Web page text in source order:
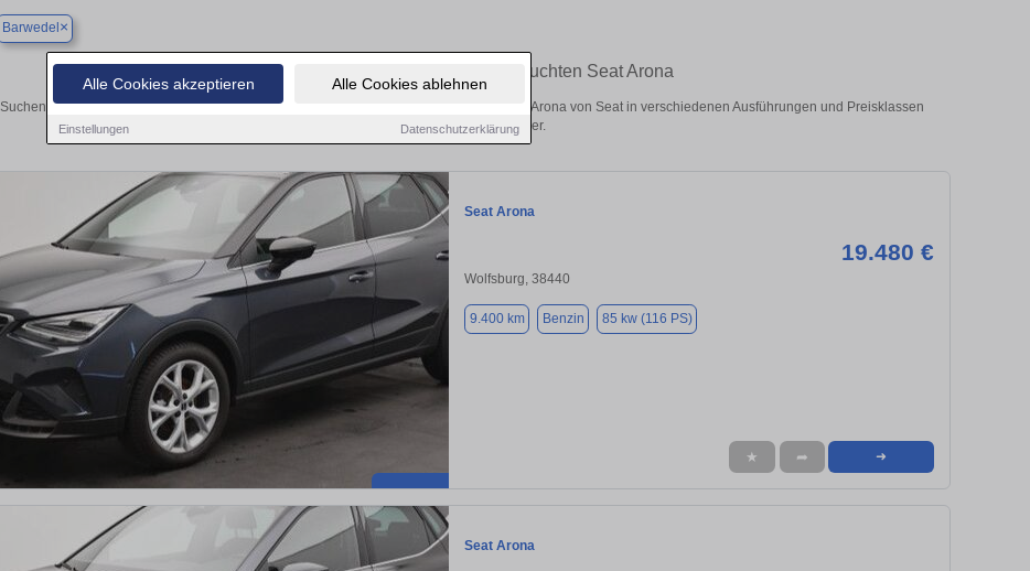
Alle Cookies akzeptieren Alle Cookies ablehnen
Einstellungen Datenschutzerklärung
Barwedel ×
Finden Sie in Barwedel Ihren gebrauchten Seat Arona
Suchen Sie in Barwedel einen Seat Arona Gebrauchtwagen? Entdecken Sie gebrauchte Arona von Seat in verschiedenen Ausführungen und Preisklassen
von privat und vom Händler.
Seat Arona
19.480 €
Wolfsburg, 38440
9.400 km Benzin 85 kw (116 PS)
★ ➦ ➜
Seat Arona